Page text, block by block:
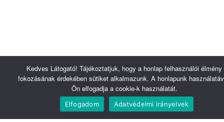
Kedves Látogató! Tájékoztatjuk, hogy a honlap felhasználói élmény
fokozásának érdekében sütiket alkalmazunk. A honlapunk
Ön elfogadja a cookie-k használatát.
Elfogadom Adatvédelmi irányelvek